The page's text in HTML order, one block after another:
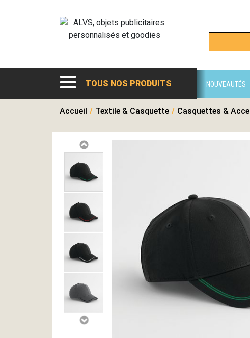
TOUS NOS PRODUITS NOUVEAUTÉS
Accueil / Textile & Casquette / Casquettes &